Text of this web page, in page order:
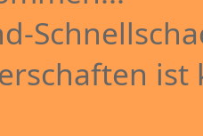
ist